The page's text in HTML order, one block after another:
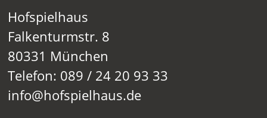
Hofspielhaus
Falkenturmstr. 8
80331 München
Telefon: 089 / 24 20 93 33
info@hofspielhaus.de